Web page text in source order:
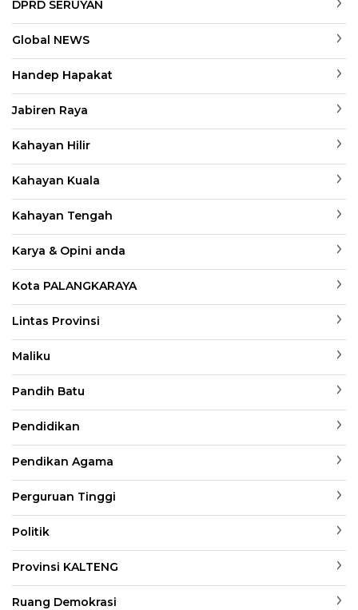
DPRD SERUYAN
Global NEWS
Handep Hapakat
Jabiren Raya
Kahayan Hilir
Kahayan Kuala
Kahayan Tengah
Karya & Opini anda
Kota PALANGKARAYA
Lintas Provinsi
Maliku
Pandih Batu
Pendidikan
Pendikan Agama
Perguruan Tinggi
Politik
Provinsi KALTENG
Ruang Demokrasi